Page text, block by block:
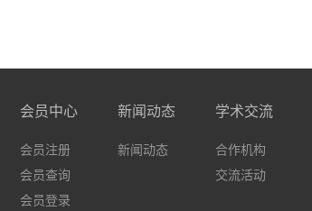
会员中心
会员注册
会员查询
会员登录
新闻动态
新闻动态
学术交流
合作机构
交流活动